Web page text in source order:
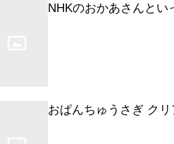
NHKのおかあさんとい
おぱんちゅうさぎ ク